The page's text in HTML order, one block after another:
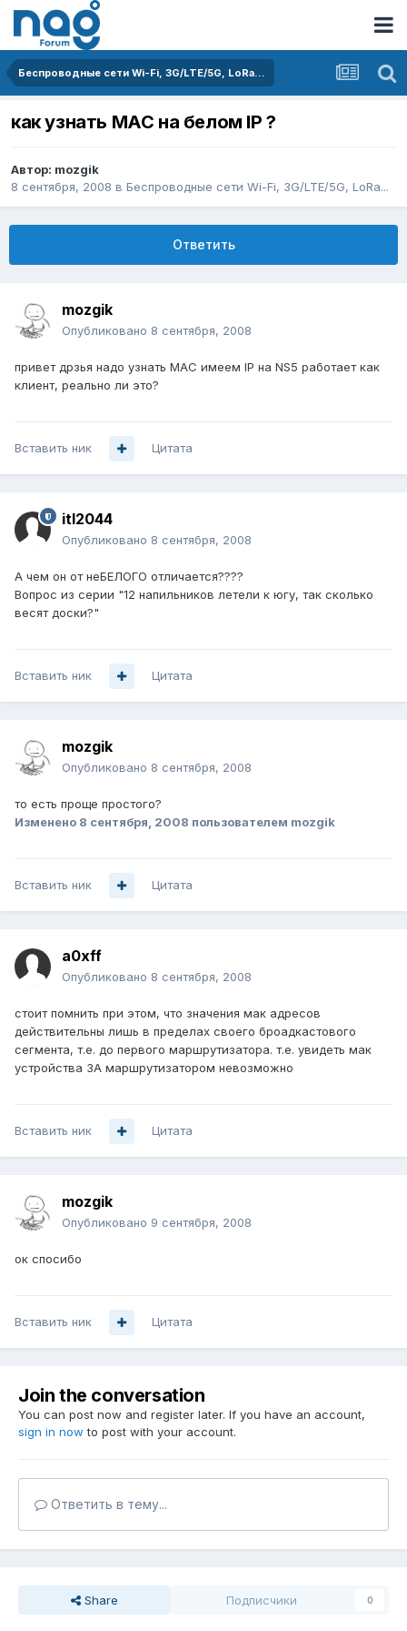
Беспроводные сети Wi-Fi, 3G/LTE/5G, LoRa...
как узнать MAC на белом IP ?
Автор: mozgik
8 сентября, 2008 в Беспроводные сети Wi-Fi, 3G/LTE/5G, LoRa...
Ответить
mozgik
Опубликовано 8 сентября, 2008
привет дрзья надо узнать MAC имеем IP на NS5 работает как
клиент, реально ли это?
Вставить ник Цитата
itl2044
Опубликовано 8 сентября, 2008
А чем он от неБЕЛОГО отличается????
Вопрос из серии "12 напильников летели к югу, так сколько
весят доски?"
Вставить ник Цитата
mozgik
Опубликовано 8 сентября, 2008
то есть проще простого?
Изменено 8 сентября, 2008 пользователем mozgik
Вставить ник Цитата
a0xff
Опубликовано 8 сентября, 2008
стоит помнить при этом, что значения мак адресов
действительны лишь в пределах своего броадкастового
сегмента, т.е. до первого маршрутизатора. т.е. увидеть мак
устройства ЗА маршрутизатором невозможно
Вставить ник Цитата
mozgik
Опубликовано 9 сентября, 2008
ок спосибо
Вставить ник Цитата
Join the conversation
You can post now and register later. If you have an account,
sign in now to post with your account.
Ответить в тему...
Share Подписчики 0